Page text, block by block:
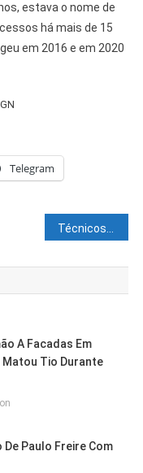
estava o nome de
há mais de 15
em 2016 e em 2020
Telegram
Técnicos Administrativos das Universidades e Institutos Federais continuam em greve
A Facadas Em
Matou Tio Durante
Paulo Freire Com